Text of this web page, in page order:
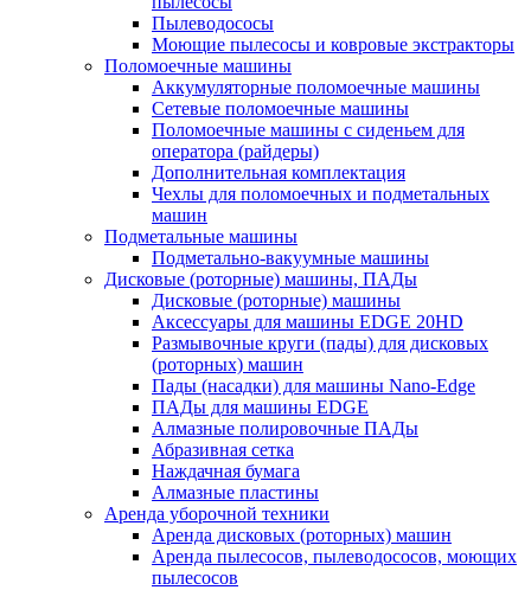
Пылеводососы
Моющие пылесосы и ковровые экстракторы
Поломоечные машины
Аккумуляторные поломоечные машины
Сетевые поломоечные машины
Поломоечные машины с сиденьем для
оператора (райдеры)
Дополнительная комплектация
Чехлы для поломоечных и подметальных
машин
Подметальные машины
Подметально-вакуумные машины
Дисковые (роторные) машины, ПАДы
Дисковые (роторные) машины
Аксессуары для машины EDGE 20HD
Размывочные круги (пады) для дисковых
(роторных) машин
Пады (насадки) для машины Nano-Edge
ПАДы для машины EDGE
Алмазные полировочные ПАДы
Абразивная сетка
Наждачная бумага
Алмазные пластины
Аренда уборочной техники
Аренда дисковых (роторных) машин
Аренда пылесосов, пылеводососов, моющих
пылесосов